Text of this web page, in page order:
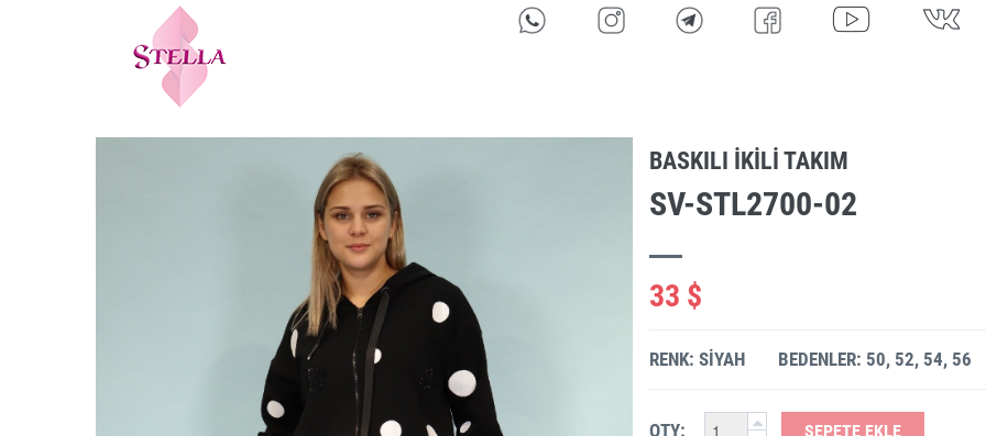
BASKILI IKILI TAKIM
SV-STL2700-02
33 $
RENK: SIYAH BEDENLER: 50, 52, 54, 56
QTY: SEPETE EKLE